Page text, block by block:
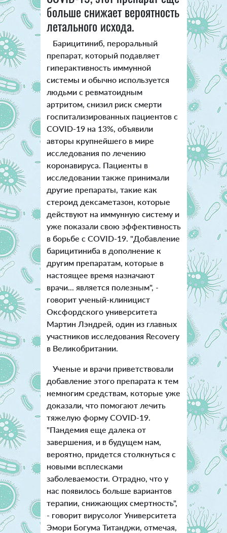
больше снижает вероятность
летального исхода.
Барицитиниб, пероральный
препарат, который подавляет
гиперактивность иммунной
системы и обычно используется
людьми с ревматоидным
артритом, снизил риск смерти
госпитализированных пациентов с
COVID-19 на 13%, объявили
авторы крупнейшего в мире
исследования по лечению
коронавируса. Пациенты в
исследовании также принимали
другие препараты, такие как
стероид дексаметазон, которые
действуют на иммунную систему и
уже показали свою эффективность
в борьбе с COVID-19. "Добавление
барицитиниба в дополнение к
другим препаратам, которые в
настоящее время назначают
врачи... является полезным", -
говорит ученый-клиницист
Оксфордского университета
Мартин Лэндрей, один из главных
участников исследования Recovery
в Великобритании.
Ученые и врачи приветствовали
добавление этого препарата к тем
немногим средствам, которые уже
доказали, что помогают лечить
тяжелую форму COVID-19.
"Пандемия еще далека от
завершения, и в будущем нам,
вероятно, придется столкнуться с
новыми всплесками
заболеваемости. Отрадно, что у
нас появилось больше вариантов
терапии, снижающих смертность",
- говорит вирусолог Университета
Эмори Богума Титанджи, отмечая,